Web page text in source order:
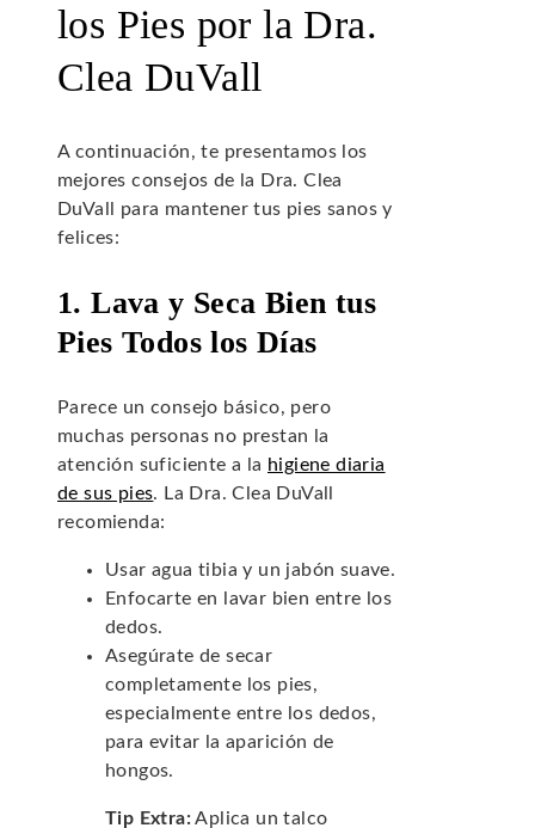
los Pies por la Dra.
Clea DuVall
A continuación, te presentamos los
mejores consejos de la Dra. Clea
DuVall para mantener tus pies sanos y
felices:
1. Lava y Seca Bien tus
Pies Todos los Días
Parece un consejo básico, pero
muchas personas no prestan la
atención suficiente a la higiene diaria
de sus pies. La Dra. Clea DuVall
recomienda:
Usar agua tibia y un jabón suave.
Enfocarte en lavar bien entre los
dedos.
Asegúrate de secar
completamente los pies,
especialmente entre los dedos,
para evitar la aparición de
hongos.
Tip Extra:Aplica un talco